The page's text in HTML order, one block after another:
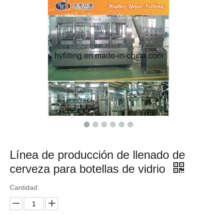
Línea de producción de llenado de
cerveza para botellas de vidrio
Cantidad: